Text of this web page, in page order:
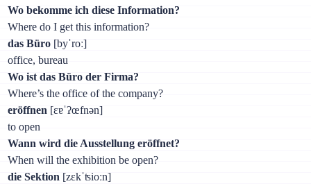
Wo bekomme ich diese Information?
Where do I get this information?
das Büro [byˈroː]
office, bureau
Wo ist das Büro der Firma?
Where’s the office of the company?
eröffnen [ɛɐˈʔœfnən]
to open
Wann wird die Ausstellung eröffnet?
When will the exhibition be open?
die Sektion [zɛkˈʦioːn]